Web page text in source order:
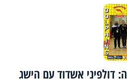
דולפיני אשדוד עם הישג